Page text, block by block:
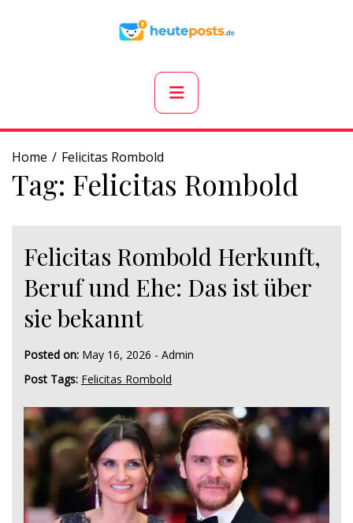
Primary
Menu
Home Felicitas Rombold
Tag: Felicitas Rombold
Felicitas Rombold Herkunft,
Beruf und Ehe: Das ist über
sie bekannt
Posted on: May 16, 2026 - Admin
Post Tags: Felicitas Rombold